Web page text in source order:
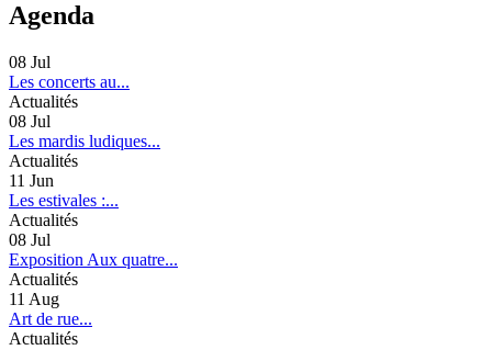
Agenda
08 Jul
Les concerts au...
Actualités
08 Jul
Les mardis ludiques...
Actualités
11 Jun
Les estivales :...
Actualités
08 Jul
Exposition Aux quatre...
Actualités
11 Aug
Art de rue...
Actualités